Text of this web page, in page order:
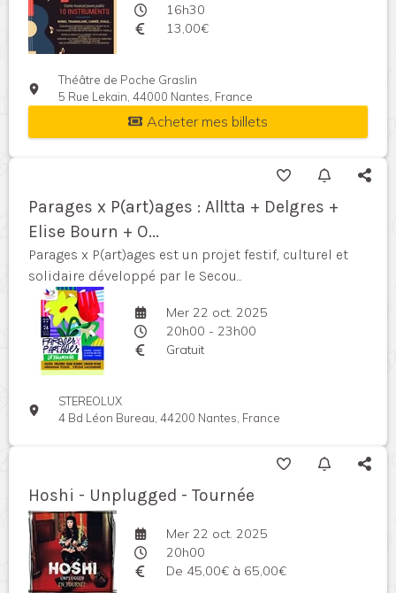
16h30
13,00€
Théâtre de Poche Graslin
5 Rue Lekain, 44000 Nantes, France
Acheter mes billets
Parages x P(art)ages : Alltta + Delgres +
Elise Bourn + O...
Parages x P(art)ages est un projet festif, culturel et
solidaire développé par le Secou...
Mer 22 oct. 2025
20h00 - 23h00
Gratuit
STEREOLUX
4 Bd Léon Bureau, 44200 Nantes, France
Hoshi - Unplugged - Tournée
Mer 22 oct. 2025
20h00
De 45,00€ à 65,00€